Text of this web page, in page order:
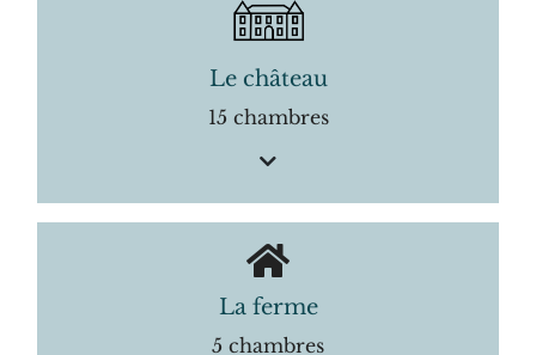
Le château
15 chambres
La ferme
5 chambres